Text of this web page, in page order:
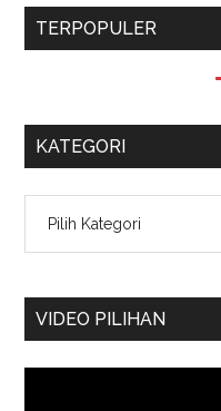
TERPOPULER
KATEGORI
VIDEO PILIHAN